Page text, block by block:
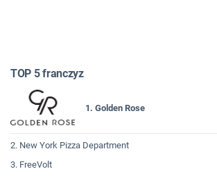
TOP 5 franczyz
1. Golden Rose
2. New York Pizza Department
3. FreeVolt